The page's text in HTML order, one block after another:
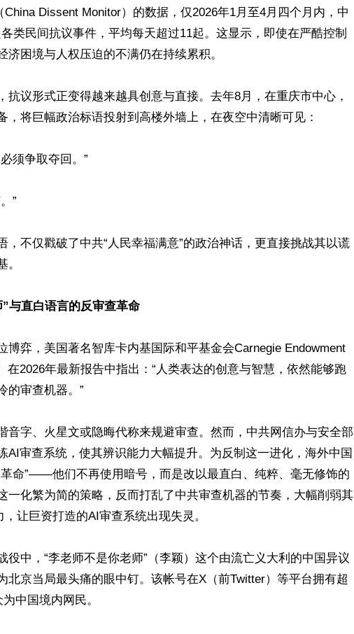
China Dissent Monitor）的数据，仅2026年1月至4月四个月内，中
类民间抗议事件，平均每天超过11起。这显示，即使在严酷控制
济困境与人权压迫的不满仍在持续累积。
抗议形式正变得越来越具创意与直接。去年8月，在重庆市中心，
，将巨幅政治标语投射到高楼外墙上，在夜空中清晰可见：
须争取夺回。”
”
，不仅戳破了中共“人民幸福满意”的政治神话，更直接挑战其以谎
。
与直白语言的反审查革命
博弈，美国著名智库卡内基国际和平基金会Carnegie Endowment
在2026年最新报告中指出：“人类表达的创意与智慧，依然能够跑
的审查机器。”
音字、火星文或隐晦代称来规避审查。然而，中共网信办与安全部
AI审查系统，使其辨识能力大幅提升。为反制这一进化，海外中国
命”——他们不再使用暗号，而是改以最直白、纯粹、毫无修饰的
一化繁为简的策略，反而打乱了中共审查机器的节奏，大幅削弱其
，让巨资打造的AI审查系统出现失灵。
役中，“李老师不是你老师”（李颖）这个由流亡义大利的中国异议
北京当局最头痛的眼中钉。该帐号在X（前Twitter）等平台拥有超
中国境内网民。